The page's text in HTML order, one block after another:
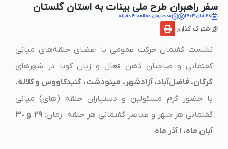
سفر راهبران طرح ملی بینات به استان گلستان
28 آبان 1403 مدت زمان مطالعه: 4 دقیقه
اشتراک گذاری
نشست گفتمان حرکت عمومی با اعضای حلقه‌های میانی
گفتمانی و صاحبان ذهن فعال و زبان گویا در شهرهای
گرگان، فاضل‌آباد، آزادشهر، مینودشت، گنبدکاووس و کلاله.
با حضور گرم مسئولین و دستیاران حلقه (های) میانی
گفتمانی هر شهر و عناصر گفتمانی هر حلقه. زمان: ٢٩
و ٣٠
آبان ماه، ١ آذر ماه